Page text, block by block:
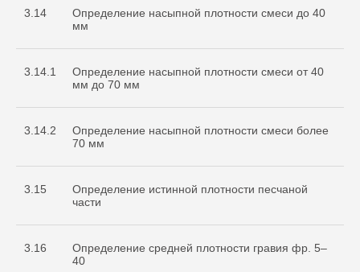
3.14
Определение насыпной плотности смеси до 40
мм
3.14.1
Определение насыпной плотности смеси от 40
мм до 70 мм
3.14.2
Определение насыпной плотности смеси более
70 мм
3.15
Определение истинной плотности песчаной
части
3.16
Определение средней плотности гравия фр. 5–
40